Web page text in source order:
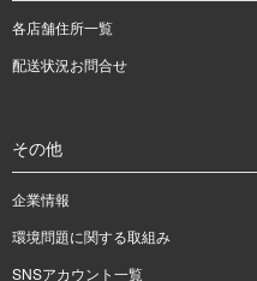
各店舗住所一覧
配送状況お問合せ
その他
企業情報
環境問題に関する取組み
SNSアカウント一覧